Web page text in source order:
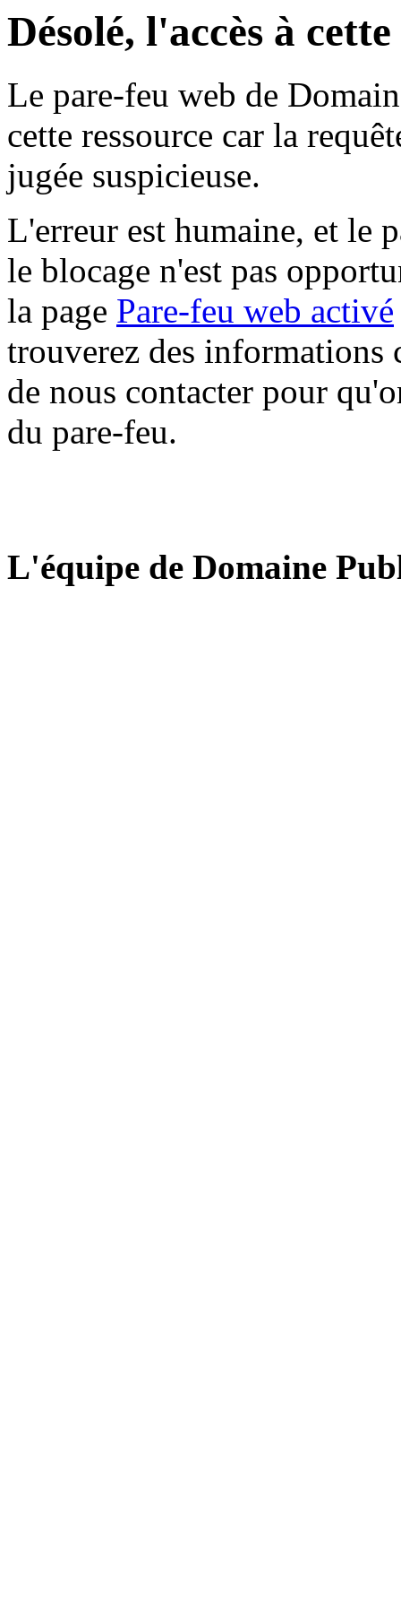
Désolé, l'accès à
Le pare-feu web de
cette ressource car la
jugée suspicieuse.
L'erreur est humaine, et le
le blocage n'est pas
la page Pare-feu web activé
trouverez des informations
de nous contacter pour
du pare-feu.
L'équipe de Domaine